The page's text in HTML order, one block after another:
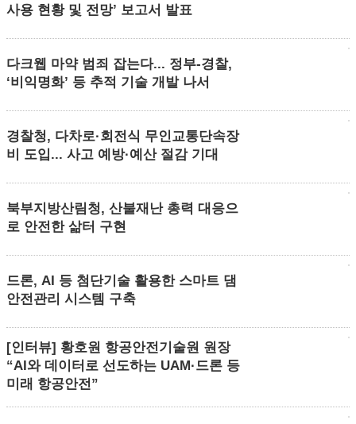
사용 현황 및 전망’ 보고서 발표
다크웹 마약 범죄 잡는다... 정부-경찰,
‘비익명화’ 등 추적 기술 개발 나서
경찰청, 다차로·회전식 무인교통단속장
비 도입... 사고 예방·예산 절감 기대
북부지방산림청, 산불재난 총력 대응으
로 안전한 삶터 구현
드론, AI 등 첨단기술 활용한 스마트 댐
안전관리 시스템 구축
[인터뷰] 황호원 항공안전기술원 원장
“AI와 데이터로 선도하는 UAM·드론 등
미래 항공안전”